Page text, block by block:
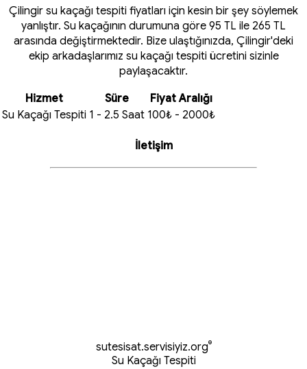
Çilingir su kaçağı tespiti fiyatları için kesin bir şey söylemek
yanlıştır. Su kaçağının durumuna göre 95 TL ile 265 TL
arasında değiştirmektedir. Bize ulaştığınızda, Çilingir'deki
ekip arkadaşlarımız su kaçağı tespiti ücretini sizinle
paylaşacaktır.
Hizmet
Süre
Fiyat Aralığı
Su Kaçağı Tespiti 1 - 2.5 Saat 100₺ - 2000₺
İletişim
sutesisat.servisiyiz.org®
Su Kaçağı Tespiti